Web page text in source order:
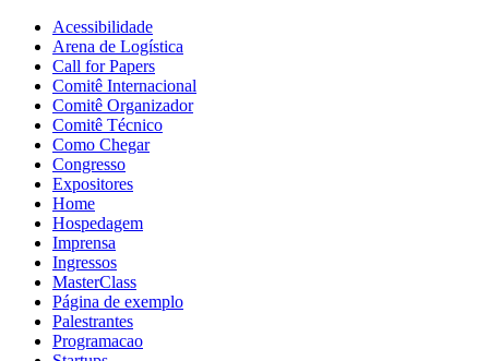
Acessibilidade
Arena de Logística
Call for Papers
Comitê Internacional
Comitê Organizador
Comitê Técnico
Como Chegar
Congresso
Expositores
Home
Hospedagem
Imprensa
Ingressos
MasterClass
Página de exemplo
Palestrantes
Programacao